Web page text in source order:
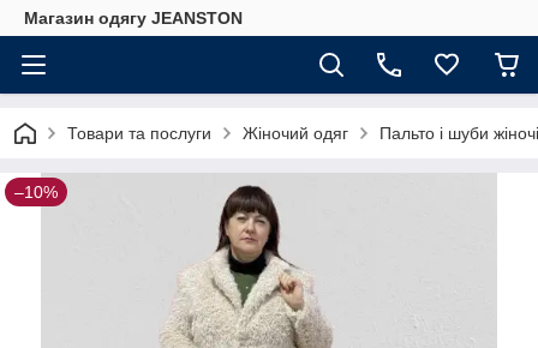
Магазин одягу JEANSTON
Товари та послуги Жіночий одяг Пальто і шуби жіночі
–10%